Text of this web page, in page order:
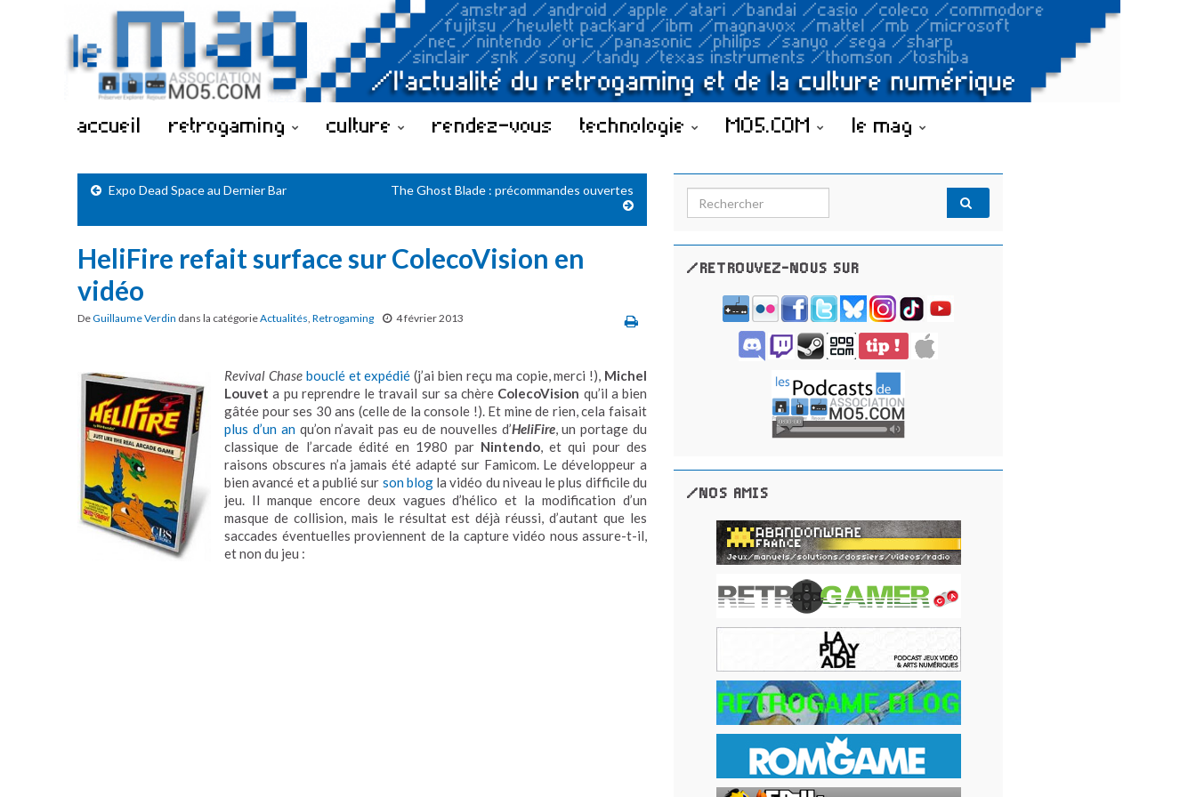
accueil retrogaming culture rendez-vous technologie MO5.COM le mag
Expo Dead Space au Dernier Bar The Ghost Blade : précommandes ouvertes
HeliFire refait surface sur ColecoVision en
vidéo
DeGuillaume Verdin dans la catégorieActualités, Retrogaming 4 février 2013
Revival Chase bouclé et expédié (j’ai bien reçu ma copie, merci !), Michel
Louvet a pu reprendre le travail sur sa chère ColecoVision qu’il a bien
gâtée pour ses 30 ans (celle de la console !). Et mine de rien, cela faisait
plus d’un anqu’on n’avait pas eu de nouvelles d’HeliFire, un portage du
classique de l’arcade édité en 1980 par Nintendo, et qui pour des
raisons obscures n’a jamais été adapté sur Famicom. Le développeur a
bien avancé et a publié sur son blogla vidéo du niveau le plus difficile du
jeu. Il manque encore deux vagues d’hélico et la modification d’un
masque de collision, mais le résultat est déjà réussi, d’autant que les
saccades éventuelles proviennent de la capture vidéo nous assure-t-il,
et non du jeu :
Search for:
/RETROUVEZ-NOUS SUR
/NOS AMIS